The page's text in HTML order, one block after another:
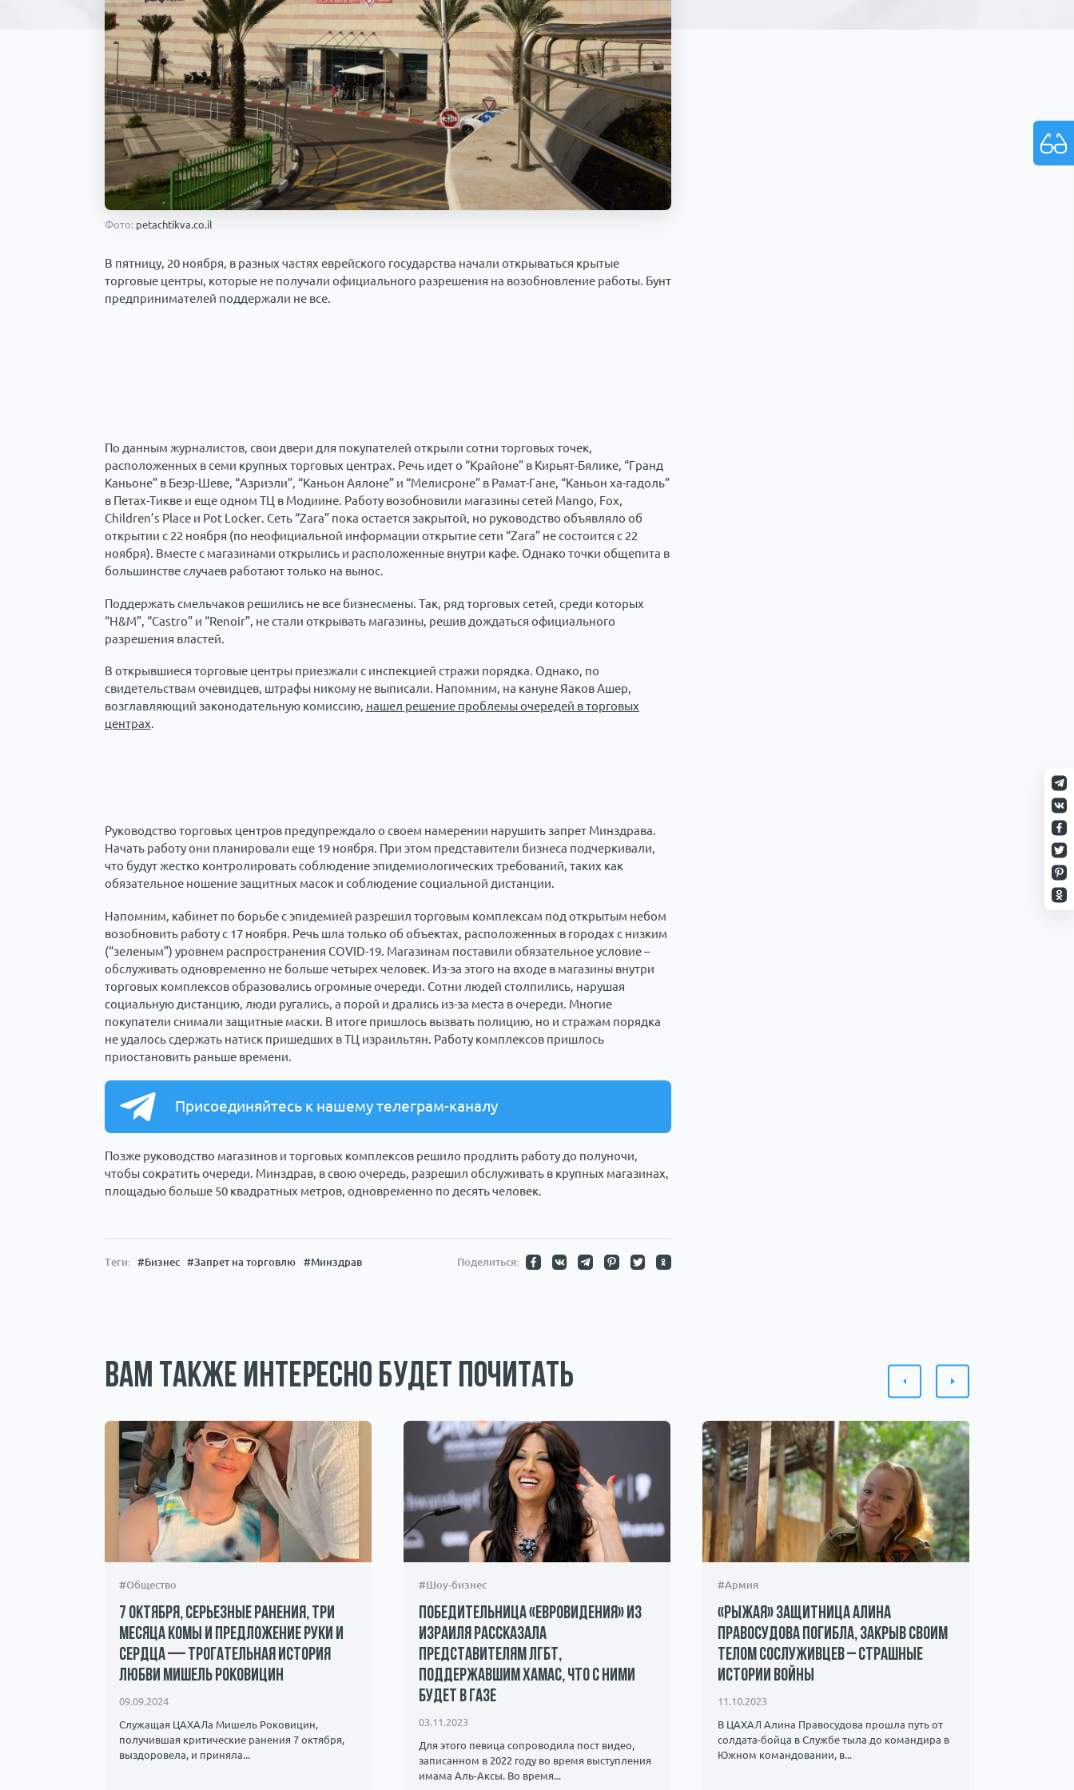
Фото: petachtikva.co.il
В пятницу, 20 ноября, в разных частях еврейского государства начали открываться крытые
торговые центры, которые не получали официального разрешения на возобновление работы. Бунт
предпринимателей поддержали не все.
По данным журналистов, свои двери для покупателей открыли сотни торговых точек,
расположенных в семи крупных торговых центрах. Речь идет о “Крайоне” в Кирьят-Бялике, “Гранд
Каньоне” в Беэр-Шеве, “Азриэли”, “Каньон Аялоне” и “Мелисроне” в Рамат-Гане, “Каньон ха-гадоль”
в Петах-Тикве и еще одном ТЦ в Модиине. Работу возобновили магазины сетей Mango, Fox,
Children’s Place и Pot Locker. Сеть “Zara” пока остается закрытой, но руководство объявляло об
открытии с 22 ноября (по неофициальной информации открытие сети “Zara” не состоится с 22
ноября). Вместе с магазинами открылись и расположенные внутри кафе. Однако точки общепита в
большинстве случаев работают только на вынос.
Поддержать смельчаков решились не все бизнесмены. Так, ряд торговых сетей, среди которых
“H&M”, “Castro” и “Renoir”, не стали открывать магазины, решив дождаться официального
разрешения властей.
В открывшиеся торговые центры приезжали с инспекцией стражи порядка. Однако, по
свидетельствам очевидцев, штрафы никому не выписали. Напомним, на кануне Яаков Ашер,
возглавляющий законодательную комиссию, нашел решение проблемы очередей в торговых
центрах.
Руководство торговых центров предупреждало о своем намерении нарушить запрет Минздрава.
Начать работу они планировали еще 19 ноября. При этом представители бизнеса подчеркивали,
что будут жестко контролировать соблюдение эпидемиологических требований, таких как
обязательное ношение защитных масок и соблюдение социальной дистанции.
Напомним, кабинет по борьбе с эпидемией разрешил торговым комплексам под открытым небом
возобновить работу с 17 ноября. Речь шла только об объектах, расположенных в городах с низким
(“зеленым”) уровнем распространения COVID-19. Магазинам поставили обязательное условие –
обслуживать одновременно не больше четырех человек. Из-за этого на входе в магазины внутри
торговых комплексов образовались огромные очереди. Сотни людей столпились, нарушая
социальную дистанцию, люди ругались, а порой и дрались из-за места в очереди. Многие
покупатели снимали защитные маски. В итоге пришлось вызвать полицию, но и стражам порядка
не удалось сдержать натиск пришедших в ТЦ израильтян. Работу комплексов пришлось
приостановить раньше времени.
Присоединяйтесь к нашему телеграм-каналу
Позже руководство магазинов и торговых комплексов решило продлить работу до полуночи,
чтобы сократить очереди. Минздрав, в свою очередь, разрешил обслуживать в крупных магазинах,
площадью больше 50 квадратных метров, одновременно по десять человек.
Теги: #Бизнес #Запрет на торговлю #Минздрав Поделиться:
Вам также интересно будет почитать
#Общество
7 октября, серьезные ранения, три
месяца комы и предложение руки и
сердца — трогательная история
любви Мишель Роковицин
09.09.2024
Служащая ЦАХАЛа Мишель Роковицин,
получившая критические ранения 7 октября,
выздоровела, и приняла...
#Шоу-бизнес
Победительница «Евровидения» из
Израиля рассказала
представителям ЛГБТ,
поддержавшим ХАМАС, что с ними
будет в Газе
03.11.2023
Для этого певица сопроводила пост видео,
записанном в 2022 году во время выступления
имама Аль-Аксы. Во время...
#Армия
«Рыжая» защитница Алина
Правосудова погибла, закрыв своим
телом сослуживцев – страшные
истории войны
11.10.2023
В ЦАХАЛ Алина Правосудова прошла путь от
солдата-бойца в Службе тыла до командира в ​​
Южном командовании, в...